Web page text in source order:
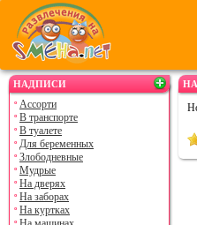
НАДПИСИ
Ассорти
В транспорте
В туалете
Для беременных
Злободневные
Мудрые
На дверях
На заборах
На куртках